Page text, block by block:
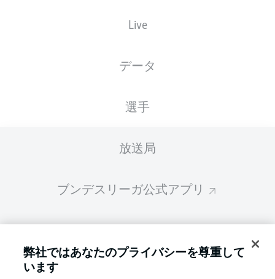
Live
データ
選手
放送局
ブンデスリーガ公式アプリ
ファンタジー・マネジャー
スターティングメンバーは試合開始の 60分前
弊社ではあなたのプライバシーを尊重して
います